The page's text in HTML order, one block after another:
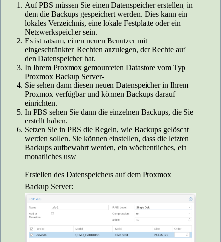
Auf PBS müssen Sie einen Datenspeicher erstellen, in
dem die Backups gespeichert werden. Dies kann ein
lokales Verzeichnis, eine lokale Festplatte oder ein
Netzwerkspeicher sein.
Es ist ratsam, einen neuen Benutzer mit
eingeschränkten Rechten anzulegen, der Rechte auf
den Datenspeicher hat.
In Ihrem Proxmox gemounteten Datastore vom Typ
Proxmox Backup Server-
Sie sehen dann diesen neuen Datenspeicher in Ihrem
Proxmox verfügbar und können Backups darauf
einrichten.
In PBS sehen Sie dann die einzelnen Backups, die Sie
erstellt haben.
Setzen Sie in PBS die Regeln, wie Backups gelöscht
werden sollen. Sie können einstellen, dass die letzten
Backups aufbewahrt werden, ein wöchentliches, ein
monatliches usw
Erstellen des Datenspeichers auf dem Proxmox
Backup Server: